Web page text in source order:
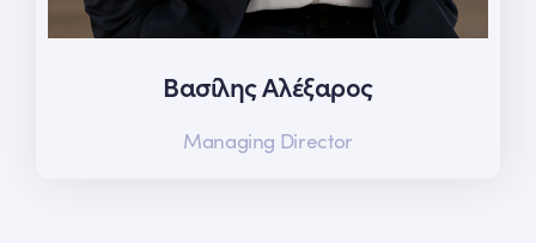
Βασίλης Αλέξαρος
Managing Director